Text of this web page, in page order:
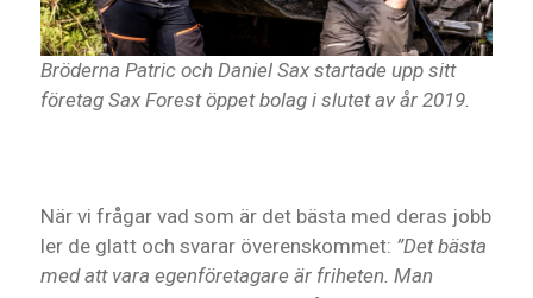
Bröderna Patric och Daniel Sax startade upp sitt
företag Sax Forest öppet bolag i slutet av år 2019.
När vi frågar vad som är det bästa med deras jobb
ler de glatt och svarar överenskommet: ”Det bästa
med att vara egenföretagare är friheten. Man